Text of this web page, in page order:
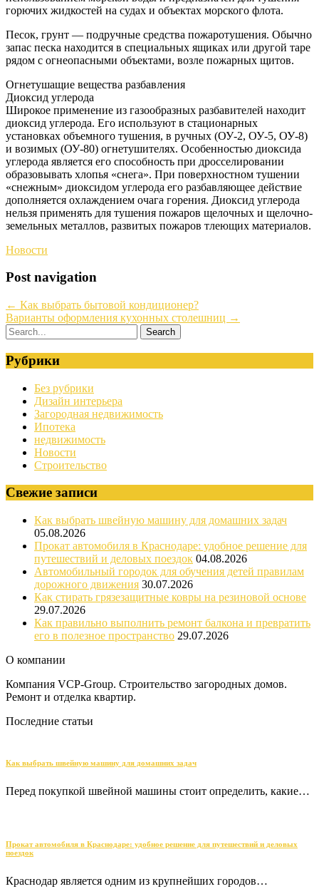
горючих жидкостей на судах и объектах морского флота.
Песок, грунт — подручные средства пожаротушения. Обычно
запас песка находится в специальных ящиках или другой таре
рядом с огнеопасными объектами, возле пожарных щитов.
Огнетушащие вещества разбавления
Диоксид углерода
Широкое применение из газообразных разбавителей находит
диоксид углерода. Его используют в стационарных
установках объемного тушения, в ручных (ОУ-2, ОУ-5, ОУ-8)
и возимых (ОУ-80) огнетушителях. Особенностью диоксида
углерода является его способность при дросселировании
образовывать хлопья «снега». При поверхностном тушении
«снежным» диоксидом углерода его разбавляющее действие
дополняется охлаждением очага горения. Диоксид углерода
нельзя применять для тушения пожаров щелочных и щелочно-
земельных металлов, развитых пожаров тлеющих материалов.
Новости
Post navigation
← Как выбрать бытовой кондиционер?
Варианты оформления кухонных столешниц →
Рубрики
Без рубрики
Дизайн интерьера
Загородная недвижимость
Ипотека
недвижимость
Новости
Строительство
Свежие записи
Как выбрать швейную машину для домашних задач
05.08.2026
Прокат автомобиля в Краснодаре: удобное решение для
путешествий и деловых поездок 04.08.2026
Автомобильный городок для обучения детей правилам
дорожного движения 30.07.2026
Как стирать грязезащитные ковры на резиновой основе
29.07.2026
Как правильно выполнить ремонт балкона и превратить
его в полезное пространство 29.07.2026
О компании
Компания VCP-Group. Строительство загородных домов.
Ремонт и отделка квартир.
Последние статьи
Как выбрать швейную машину для домашних задач
Перед покупкой швейной машины стоит определить, какие…
Прокат автомобиля в Краснодаре: удобное решение для путешествий и деловых
поездок
Краснодар является одним из крупнейших городов…